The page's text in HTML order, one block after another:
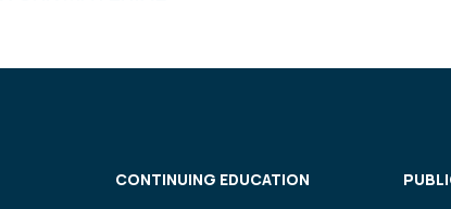
CONTINUING EDUCATION